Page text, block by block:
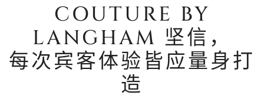
邀约制专属合作伙伴计划
COUTURE BY
LANGHAM 坚信，
每次宾客体验皆应量身打
造